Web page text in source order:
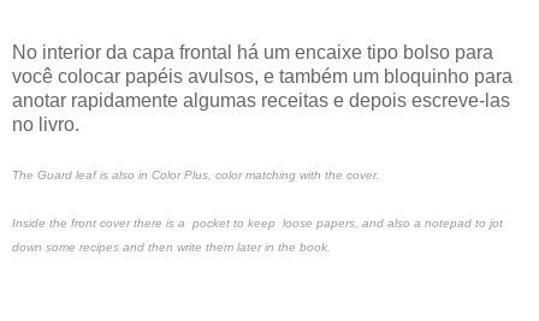
No interior da capa frontal há um encaixe tipo bolso para
você colocar papéis avulsos, e também um bloquinho para
anotar rapidamente algumas receitas e depois escreve-las
no livro.
The Guard leaf is also in Color Plus, color matching with the cover.
Inside the front cover there is a pocket to keep loose papers, and also a notepad to jot
down some recipes and then write them later in the book.